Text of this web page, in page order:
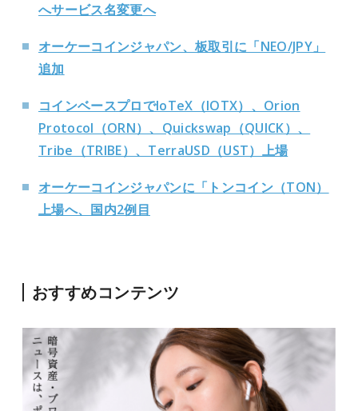
へサービス名変更へ
オーケーコインジャパン、板取引に「NEO/JPY」
追加
コインベースプロでIoTeX（IOTX）、Orion
Protocol（ORN）、Quickswap（QUICK）、
Tribe（TRIBE）、TerraUSD（UST）上場
オーケーコインジャパンに「トンコイン（TON）
上場へ、国内2例目
おすすめコンテンツ